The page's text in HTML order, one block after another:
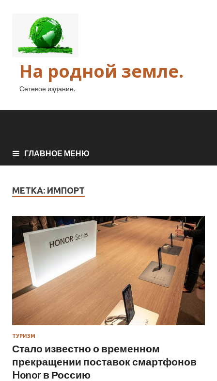
На родной земле.
Сетевое издание.
ГЛАВНОЕ МЕНЮ
МЕТКА: ИМПОРТ
ТУРИЗМ
Стало известно о временном
прекращении поставок смартфонов
Honor в Россию